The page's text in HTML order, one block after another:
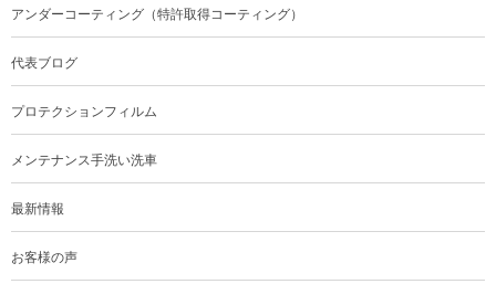
アンダーコーティング（特許取得コーティング）
代表ブログ
プロテクションフィルム
メンテナンス手洗い洗車
最新情報
お客様の声